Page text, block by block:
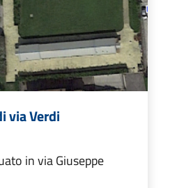
via Verdi
in via Giuseppe